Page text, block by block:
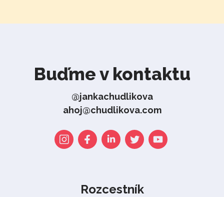
Buďme v kontaktu
@jankachudlikova
ahoj@chudlikova.com
Rozcestník